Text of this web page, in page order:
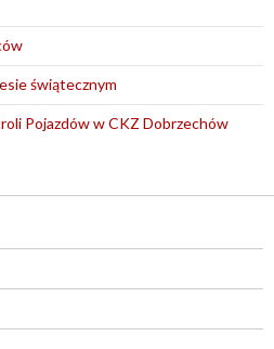
świątecznym
Pojazdów w CKZ Dobrzechów